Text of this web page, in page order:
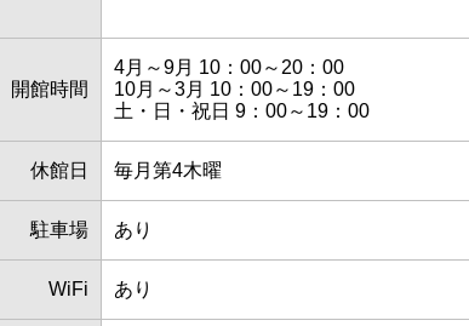
開館時間
4月～9月 10：00～20：00
10月～3月 10：00～19：00
土・日・祝日 9：00～19：00
休館日 毎月第4木曜
駐車場 あり
WiFi あり